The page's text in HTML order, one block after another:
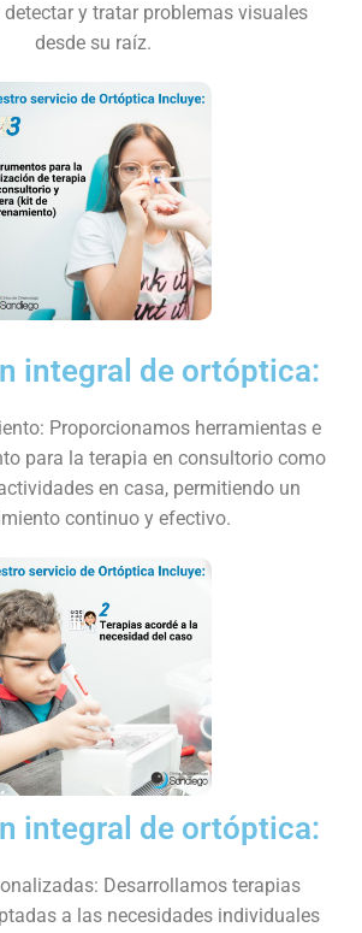
y tratar problemas visuales
desde su raíz.
integral de ortóptica:
Proporcionamos herramientas e
para la terapia en consultorio como
en casa, permitiendo un
continuo y efectivo.
integral de ortóptica:
Desarrollamos terapias
a las necesidades individuales